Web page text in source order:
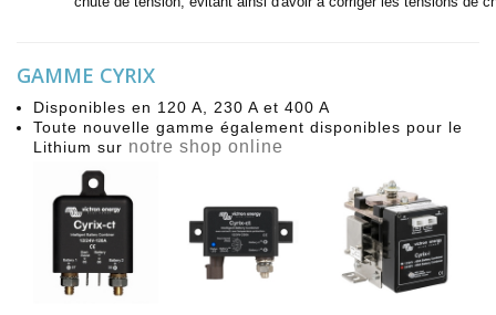
GAMME CYRIX
Disponibles en 120 A, 230 A et 400 A
Toute nouvelle gamme également disponibles pour le
Lithium sur notre shop online